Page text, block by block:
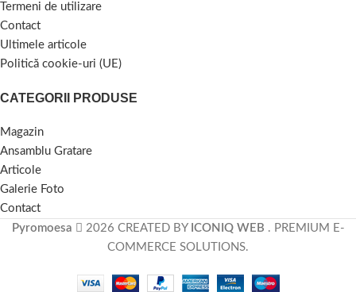
Termeni de utilizare
Contact
Ultimele articole
Politică cookie-uri (UE)
CATEGORII PRODUSE
Magazin
Ansamblu Gratare
Articole
Galerie Foto
Contact
Pyromoesa
2026 CREATED BY ICONIQ WEB . PREMIUM E-
COMMERCE SOLUTIONS.